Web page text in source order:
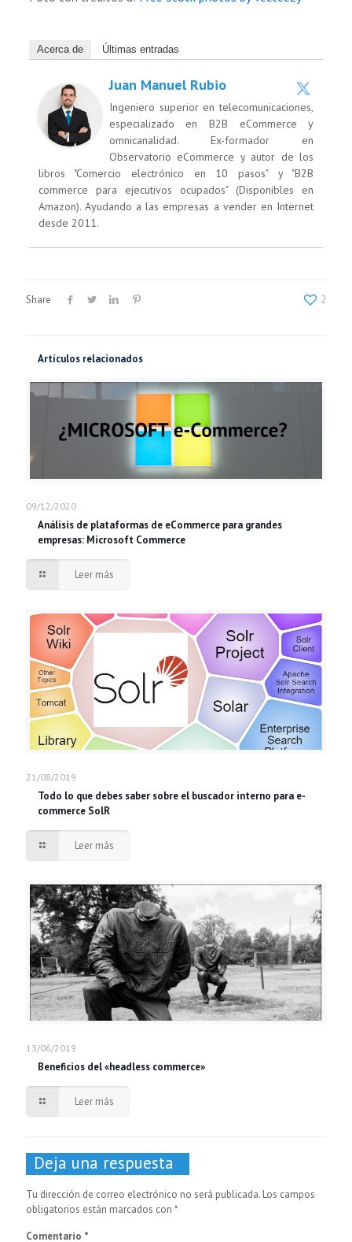
Acerca de Últimas entradas
Juan Manuel Rubio
Ingeniero superior en telecomunicaciones,
especializado en B2B eCommerce y
omnicanalidad. Ex-formador en
Observatorio eCommerce y autor de los
libros "Comercio electrónico en 10 pasos" y "B2B
commerce para ejecutivos ocupados" (Disponibles en
Amazon). Ayudando a las empresas a vender en Internet
desde 2011.
Share 2
Artículos relacionados
09/12/2020
Análisis de plataformas de eCommerce para grandes
empresas: Microsoft Commerce
Leer más
21/08/2019
Todo lo que debes saber sobre el buscador interno para e-
commerce SolR
Leer más
13/06/2019
Beneficios del «headless commerce»
Leer más
Deja una respuesta
Tu dirección de correo electrónico no será publicada. Los campos
obligatorios están marcados con *
Comentario *